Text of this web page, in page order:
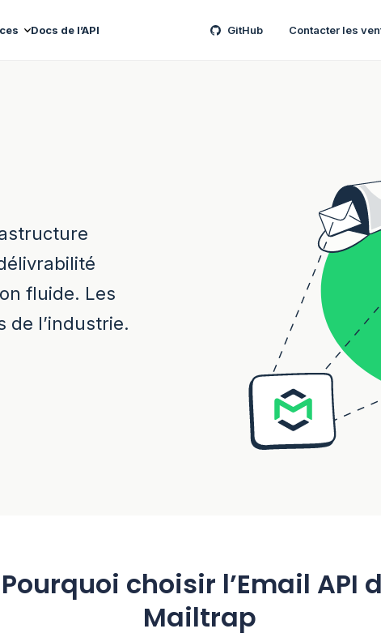
Docs de l’API GitHub Contacter les
fluide. Les
de l’industrie.
Pourquoi choisir l’Email API
Mailtrap